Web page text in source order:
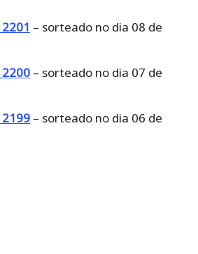
– sorteado no dia 08 de
– sorteado no dia 07 de
– sorteado no dia 06 de